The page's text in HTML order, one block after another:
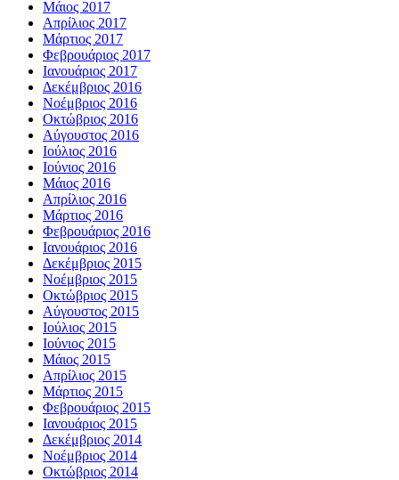
Μάιος 2017
Απρίλιος 2017
Μάρτιος 2017
Φεβρουάριος 2017
Ιανουάριος 2017
Δεκέμβριος 2016
Νοέμβριος 2016
Οκτώβριος 2016
Αύγουστος 2016
Ιούλιος 2016
Ιούνιος 2016
Μάιος 2016
Απρίλιος 2016
Μάρτιος 2016
Φεβρουάριος 2016
Ιανουάριος 2016
Δεκέμβριος 2015
Νοέμβριος 2015
Οκτώβριος 2015
Αύγουστος 2015
Ιούλιος 2015
Ιούνιος 2015
Μάιος 2015
Απρίλιος 2015
Μάρτιος 2015
Φεβρουάριος 2015
Ιανουάριος 2015
Δεκέμβριος 2014
Νοέμβριος 2014
Οκτώβριος 2014